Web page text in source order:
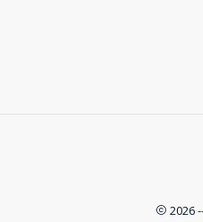
2026